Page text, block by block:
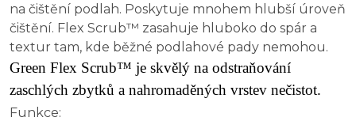
na čištění podlah. Poskytuje mnohem hlubší úroveň
čištění. Flex Scrub™ zasahuje hluboko do spár a
textur tam, kde běžné podlahové pady nemohou.
Green Flex Scrub™ je skvělý na odstraňování
zaschlých zbytků a nahromaděných vrstev nečistot.
Funkce: